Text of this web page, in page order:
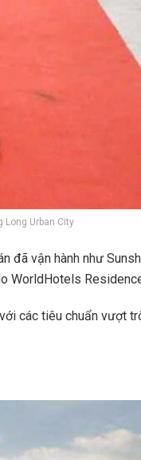
Long Urban City
vận hành như
WorldHotels
các tiêu chuẩn vượt